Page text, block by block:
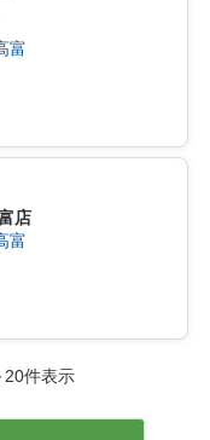
富
店
富
件表示